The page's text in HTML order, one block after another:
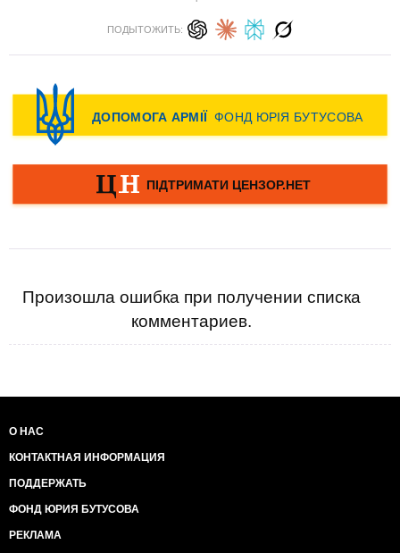
ПОДЫТОЖИТЬ:
Произошла ошибка при получении списка
комментариев.
О НАС
КОНТАКТНАЯ ИНФОРМАЦИЯ
ПОДДЕРЖАТЬ
ФОНД ЮРИЯ БУТУСОВА
РЕКЛАМА